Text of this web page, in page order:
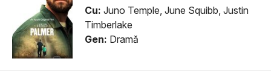
Cu: Juno Temple, June Squibb, Justin
Timberlake
Gen: Dramă